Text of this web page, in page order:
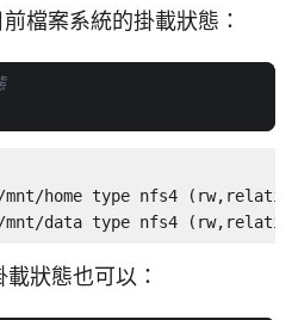
檔案系統的掛載狀態：
home type nfs4
data type nfs4
狀態也可以：